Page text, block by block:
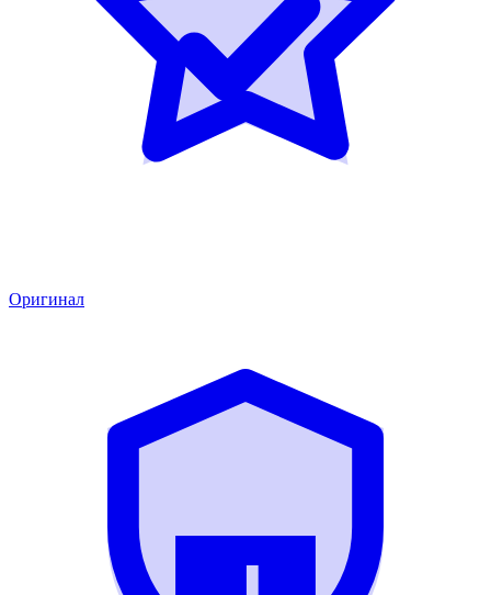
Оригинал